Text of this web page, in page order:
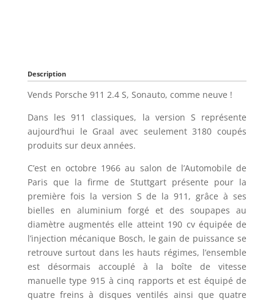
Description
Vends Porsche 911 2.4 S, Sonauto, comme neuve !
Dans les 911 classiques, la version S représente
aujourd’hui le Graal avec seulement 3180 coupés
produits sur deux années.
C’est en octobre 1966 au salon de l’Automobile de
Paris que la firme de Stuttgart présente pour la
première fois la version S de la 911, grâce à ses
bielles en aluminium forgé et des soupapes au
diamètre augmentés elle atteint 190 cv équipée de
l’injection mécanique Bosch, le gain de puissance se
retrouve surtout dans les hauts régimes, l’ensemble
est désormais accouplé à la boîte de vitesse
manuelle type 915 à cinq rapports et est équipé de
quatre freins à disques ventilés ainsi que quatre